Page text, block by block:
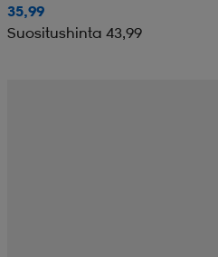
35,99
Suositushinta 43,99